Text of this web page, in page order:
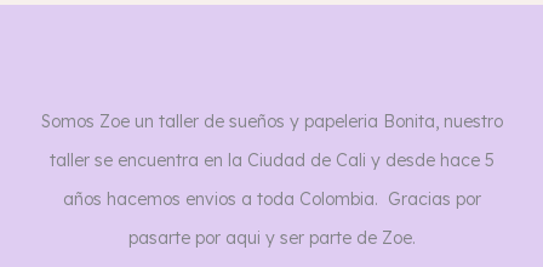
Somos Zoe un taller de sueños y papeleria Bonita, nuestro
taller se encuentra en la Ciudad de Cali y desde hace 5
años hacemos envios a toda Colombia. Gracias por
pasarte por aqui y ser parte de Zoe.